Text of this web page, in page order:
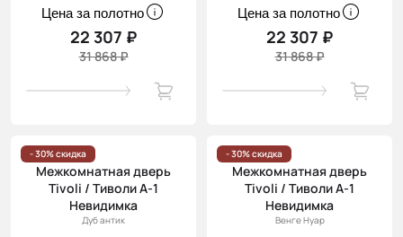
Цена за полотно
22 307 ₽
31 868 ₽
Цена за полотно
22 307 ₽
31 868 ₽
- 30% скидка
Межкомнатная дверь
Tivoli / Тиволи А-1
Невидимка
Дуб антик
- 30% скидка
Межкомнатная дверь
Tivoli / Тиволи А-1
Невидимка
Венге Нуар